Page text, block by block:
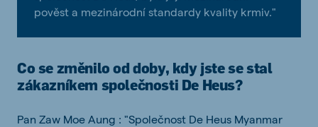
pověst a mezinárodní standardy kvality krmiv."
Co se změnilo od doby, kdy jste se stal
zákazníkem společnosti De Heus?
Pan Zaw Moe Aung : "Společnost De Heus Myanmar